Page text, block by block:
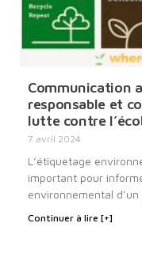
Communication
responsable et
lutte contre
7 avril 2024
L’étiquetage
important pour
environnemental
Continuer à lire [+]